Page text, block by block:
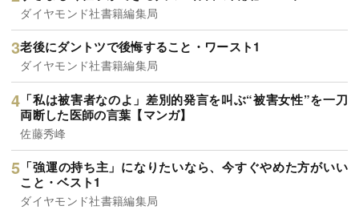
ダイヤモンド社書籍編集局
老後にダントツで後悔すること・ワースト1
ダイヤモンド社書籍編集局
「私は被害者なのよ」差別的発言を叫ぶ“被害女性”を一刀
両断した医師の言葉【マンガ】
佐藤秀峰
「強運の持ち主」になりたいなら、今すぐやめた方がいい
こと・ベスト1
ダイヤモンド社書籍編集局